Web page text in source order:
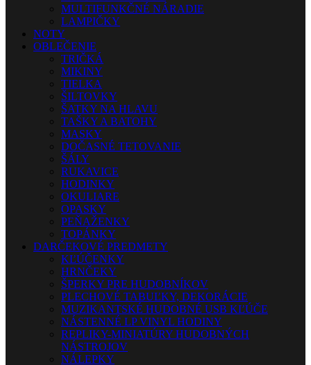
MULTIFUNKČNÉ NÁRADIE
LAMPIČKY
NOTY
OBLEČENIE
TRIČKÁ
MIKINY
TIELKA
ŠILTOVKY
ŠATKY NA HLAVU
TAŠKY A BATOHY
MASKY
DOČASNÉ TETOVANIE
ŠÁLY
RUKAVICE
HODINKY
OKULIARE
OPASKY
PEŇAŽENKY
TOPÁNKY
DARČEKOVÉ PREDMETY
KĽÚČENKY
HRNČEKY
ŠPERKY PRE HUDOBNÍKOV
PLECHOVÉ TABUĽKY, DEKORÁCIE
MUZIKANTSKÉ HUDOBNÉ USB KĽÚČE
NÁSTENNÉ LP VINYL HODINY
REPLIKY-MINIATÚRY HUDOBNÝCH
NÁSTROJOV
NÁLEPKY